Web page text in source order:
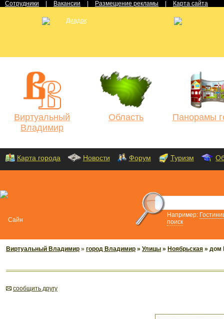
Сотрудники Вакансии Размещение рекламы Карта сайта
Виртуальный
Владимир
Область Панорамы
Карта города Новости Форум Туризм
Например:
поиск
Виртуальный Владимир » город Владимир » Улицы » Ноябрьская » дом
cообщить другу